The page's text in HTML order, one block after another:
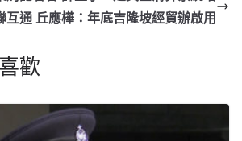
互通 丘應樺：年底吉隆坡經貿辦啟用
歡